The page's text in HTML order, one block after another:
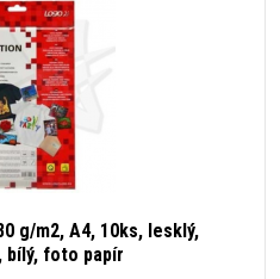
g/m2, A4, 10ks, lesklý,
bílý, foto papír